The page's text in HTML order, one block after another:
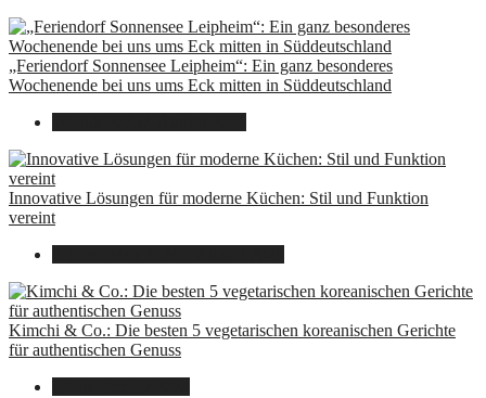
„Feriendorf Sonnensee Leipheim“: Ein ganz besonderes
Wochenende bei uns ums Eck mitten in Süddeutschland
Innovative Lösungen für moderne Küchen: Stil und Funktion
vereint
Kimchi & Co.: Die besten 5 vegetarischen koreanischen Gerichte
für authentischen Genuss